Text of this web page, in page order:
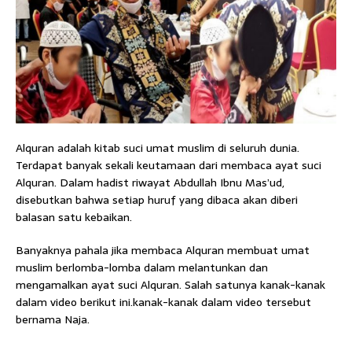
Alquran adalah kitab suci umat muslim di seluruh dunia.
Terdapat banyak sekali keutamaan dari membaca ayat suci
Alquran. Dalam hadist riwayat Abdullah Ibnu Mas’ud,
disebutkan bahwa setiap huruf yang dibaca akan diberi
balasan satu kebaikan.
Banyaknya pahala jika membaca Alquran membuat umat
muslim berlomba-lomba dalam melantunkan dan
mengamalkan ayat suci Alquran. Salah satunya kanak-kanak
dalam video berikut ini.kanak-kanak dalam video tersebut
bernama Naja.